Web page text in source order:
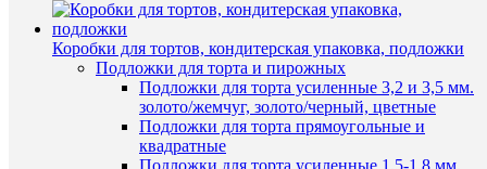
Коробки для тортов, кондитерская упаковка, подложки
Подложки для торта и пирожных
Подложки для торта усиленные 3,2 и 3,5 мм.
золото/жемчуг, золото/черный, цветные
Подложки для торта прямоугольные и
квадратные
Подложки для торта усиленные 1,5-1,8 мм.
В
наличии
руб.
шт
В